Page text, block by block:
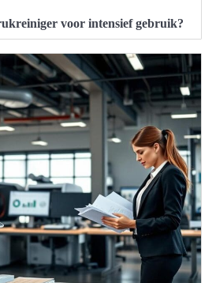
voor intensief gebruik?